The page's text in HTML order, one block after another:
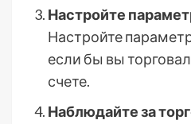
Настройте
Настройте
если бы вы
счете.
Наблюдайте за